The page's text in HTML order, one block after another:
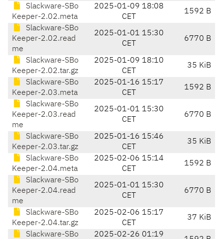
Slackware-SBo
Keeper-2.02.meta
2025-01-09 18:08
CET
1592 B
Slackware-SBo
Keeper-2.02.read
me
2025-01-01 15:30
CET
6770 B
Slackware-SBo
Keeper-2.02.tar.gz
2025-01-09 18:10
CET
35 KiB
Slackware-SBo
Keeper-2.03.meta
2025-01-16 15:17
CET
1592 B
Slackware-SBo
Keeper-2.03.read
me
2025-01-01 15:30
CET
6770 B
Slackware-SBo
Keeper-2.03.tar.gz
2025-01-16 15:46
CET
35 KiB
Slackware-SBo
Keeper-2.04.meta
2025-02-06 15:14
CET
1592 B
Slackware-SBo
Keeper-2.04.read
me
2025-01-01 15:30
CET
6770 B
Slackware-SBo
Keeper-2.04.tar.gz
2025-02-06 15:17
CET
37 KiB
Slackware-SBo 2025-02-26 01:19